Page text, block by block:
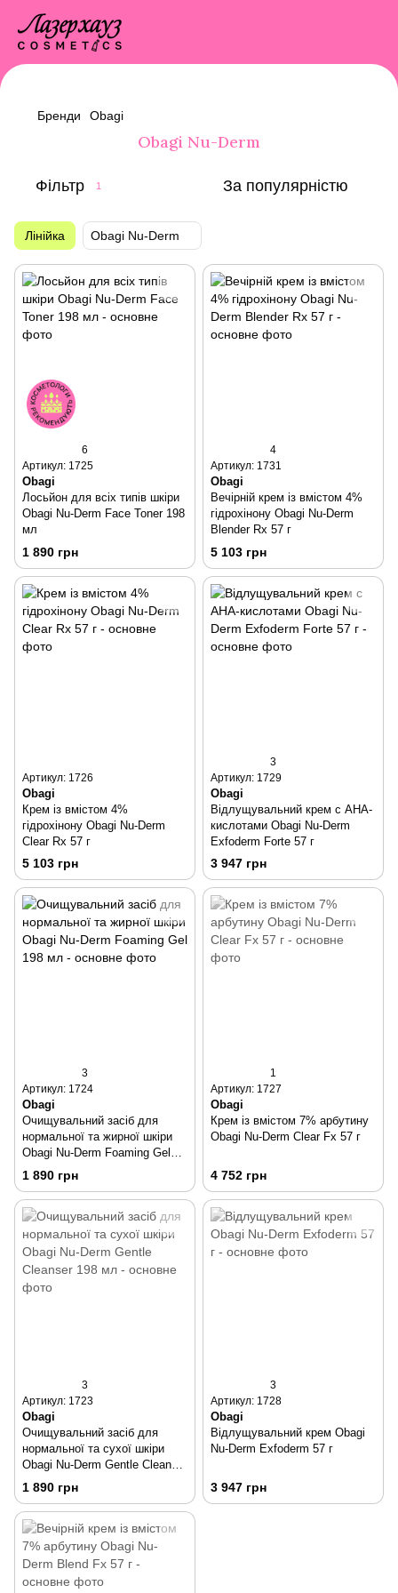
Бренди Obagi
Obagi Nu-Derm
Фільтр 1 За популярністю
Лінійка Obagi Nu-Derm
6
Артикул: 1725
Obagi
Лосьйон для всіх типів шкіри
Obagi Nu-Derm Face Toner 198
мл
1 890 грн
4
Артикул: 1731
Obagi
Вечірній крем із вмістом 4%
гідрохінону Obagi Nu-Derm
Blender Rx 57 г
5 103 грн
Артикул: 1726
Obagi
Крем із вмістом 4%
гідрохінону Obagi Nu-Derm
Clear Rx 57 г
5 103 грн
3
Артикул: 1729
Obagi
Відлущувальний крем с AHA-
кислотами Obagi Nu-Derm
Exfoderm Forte 57 г
3 947 грн
3
Артикул: 1724
Obagi
Очищувальний засіб для
нормальної та жирної шкіри
Obagi Nu-Derm Foaming Gel
198 мл
1 890 грн
1
Артикул: 1727
Obagi
Крем із вмістом 7% арбутину
Obagi Nu-Derm Clear Fx 57 г
4 752 грн
3
Артикул: 1723
Obagi
Очищувальний засіб для
нормальної та сухої шкіри
Obagi Nu-Derm Gentle Cleanser
198 мл
1 890 грн
3
Артикул: 1728
Obagi
Відлущувальний крем Obagi
Nu-Derm Exfoderm 57 г
3 947 грн